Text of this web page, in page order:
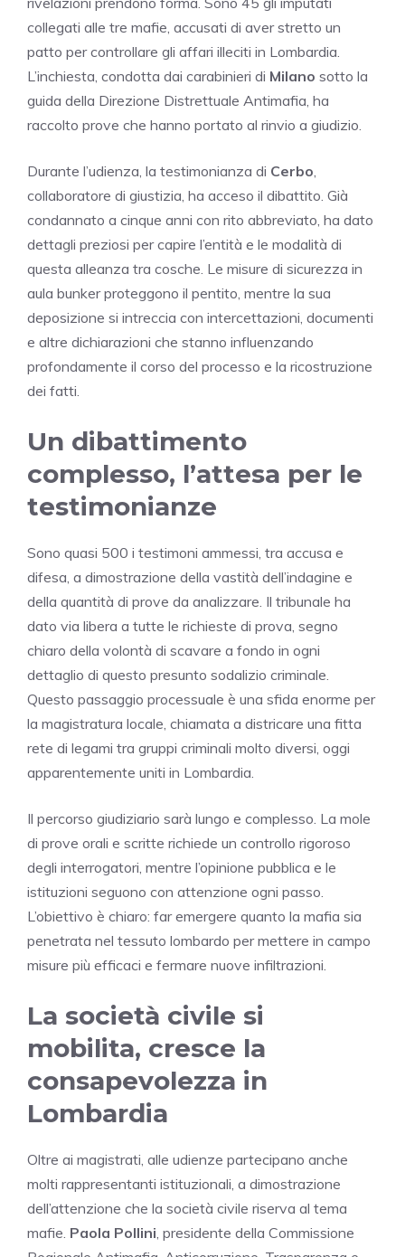
collegati alle tre mafie, accusati di aver stretto un
patto per controllare gli affari illeciti in Lombardia.
L’inchiesta, condotta dai carabinieri di Milano sotto la
guida della Direzione Distrettuale Antimafia, ha
raccolto prove che hanno portato al rinvio a giudizio.
Durante l’udienza, la testimonianza di Cerbo,
collaboratore di giustizia, ha acceso il dibattito. Già
condannato a cinque anni con rito abbreviato, ha dato
dettagli preziosi per capire l’entità e le modalità di
questa alleanza tra cosche. Le misure di sicurezza in
aula bunker proteggono il pentito, mentre la sua
deposizione si intreccia con intercettazioni, documenti
e altre dichiarazioni che stanno influenzando
profondamente il corso del processo e la ricostruzione
dei fatti.
Un dibattimento
complesso, l’attesa per le
testimonianze
Sono quasi 500 i testimoni ammessi, tra accusa e
difesa, a dimostrazione della vastità dell’indagine e
della quantità di prove da analizzare. Il tribunale ha
dato via libera a tutte le richieste di prova, segno
chiaro della volontà di scavare a fondo in ogni
dettaglio di questo presunto sodalizio criminale.
Questo passaggio processuale è una sfida enorme per
la magistratura locale, chiamata a districare una fitta
rete di legami tra gruppi criminali molto diversi, oggi
apparentemente uniti in Lombardia.
Il percorso giudiziario sarà lungo e complesso. La mole
di prove orali e scritte richiede un controllo rigoroso
degli interrogatori, mentre l’opinione pubblica e le
istituzioni seguono con attenzione ogni passo.
L’obiettivo è chiaro: far emergere quanto la mafia sia
penetrata nel tessuto lombardo per mettere in campo
misure più efficaci e fermare nuove infiltrazioni.
La società civile si
mobilita, cresce la
consapevolezza in
Lombardia
Oltre ai magistrati, alle udienze partecipano anche
molti rappresentanti istituzionali, a dimostrazione
dell’attenzione che la società civile riserva al tema
mafie. Paola Pollini, presidente della Commissione